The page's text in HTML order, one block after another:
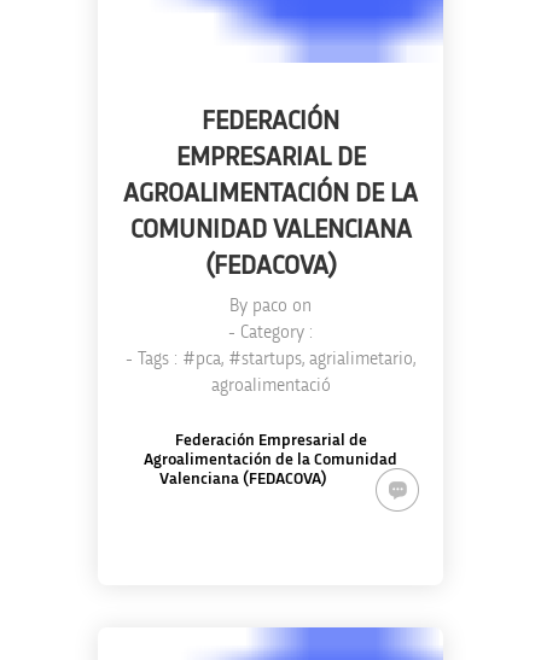
FEDERACIÓN
EMPRESARIAL DE
AGROALIMENTACIÓN DE LA
COMUNIDAD VALENCIANA
(FEDACOVA)
By paco on
- Category :
- Tags : #pca, #startups, agrialimetario,
agroalimentació
Federación Empresarial de
Agroalimentación de la Comunidad
Valenciana (FEDACOVA)